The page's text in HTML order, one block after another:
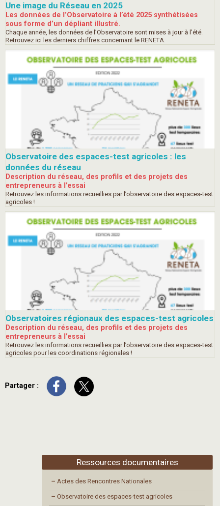
Une image du Réseau en 2025
Les données de l’Observatoire à l’été 2025 synthétisées
sous forme d’un dépliant illustré.
Chaque année, les données de l’Observatoire sont mises à jour à l’été.
Retrouvez ici les derniers chiffres concernant le RENETA.
Observatoire des espaces-test agricoles : les
données du réseau
Description du réseau, des profils et des projets des
entrepreneurs à l’essai
Retrouvez les informations recueillies par l’observatoire des espaces-test
agricoles !
Observatoires régionaux des espaces-test agricoles
Description du réseau, des profils et des projets des
entrepreneurs à l’essai
Retrouvez les informations recueillies par l’observatoire des espaces-test
agricoles pour les coordinations régionales !
Partager :
Ressources documentaires
– Actes des Rencontres Nationales
– Observatoire des espaces-test agricoles